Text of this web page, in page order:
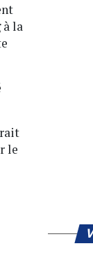
à la
le